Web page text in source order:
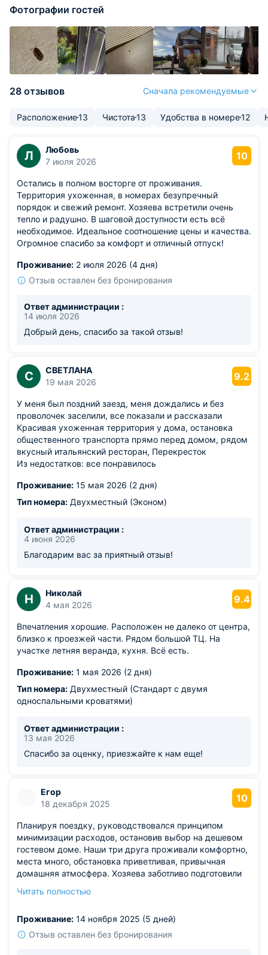
Фотографии гостей
28 отзывов Сначала рекомендуемые
Расположение13 Чистота13 Удобства в номере12
Л
Любовь
7 июля 2026
10
Остались в полном восторге от проживания.
Территория ухоженная, в номерах безупречный
порядок и свежий ремонт. Хозяева встретили очень
тепло и радушно. В шаговой доступности есть всё
необходимое. Идеальное соотношение цены и качества.
Огромное спасибо за комфорт и отличный отпуск!
Проживание: 2 июля 2026 (4 дня)
Отзыв оставлен без бронирования
Ответ администрации :
14 июля 2026
Добрый день, спасибо за такой отзыв!
С
СВЕТЛАНА
19 мая 2026
9.2
У меня был поздний заезд, меня дождались и без
проволочек заселили, все показали и рассказали
Красивая ухоженная территория у дома, остановка
общественного транспорта прямо перед домом, рядом
вкусный итальянский ресторан, Перекресток
Из недостатков: все понравилось
Проживание: 15 мая 2026 (2 дня)
Тип номера: Двухместный (Эконом)
Ответ администрации :
4 июня 2026
Благодарим вас за приятный отзыв!
Н
Николай
4 мая 2026
9.4
Впечатления хорошие. Расположен не далеко от центра,
близко к проезжей части. Рядом большой ТЦ. На
участке летняя веранда, кухня. Всё есть.
Проживание: 1 мая 2026 (2 дня)
Тип номера: Двухместный (Стандарт с двумя
односпальными кроватями)
Ответ администрации :
13 мая 2026
Спасибо за оценку, приезжайте к нам еще!
Егор
18 декабря 2025
10
Планируя поездку, руководствовался принципом
минимизации расходов, остановив выбор на дешевом
гостевом доме. Наши три друга проживали комфортно,
места много, обстановка приветливая, привычная
домашняя атмосфера. Хозяева заботливо подготовили
Процедура бронирования протекала гладко,
счастлива пребыванием, рекомендована эта квартира
для друзей и знакомых. Никаких замечаний у нас не
Читать полностью
Проживание: 14 ноября 2025 (5 дней)
Отзыв оставлен без бронирования